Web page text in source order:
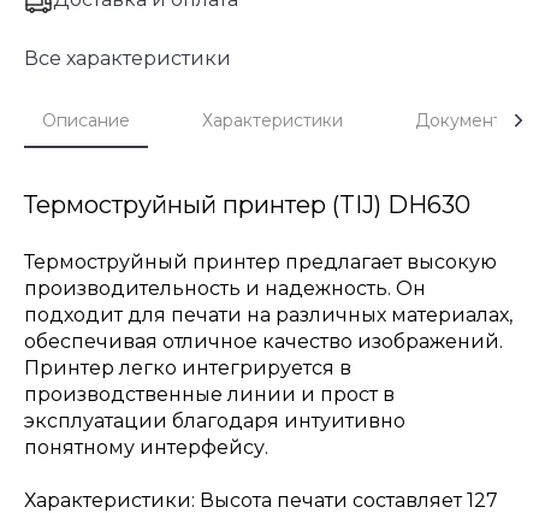
Все характеристики
Описание Характеристики Документы
Термоструйный принтер (TIJ) DH630
Термоструйный принтер предлагает высокую
производительность и надежность. Он
подходит для печати на различных материалах,
обеспечивая отличное качество изображений.
Принтер легко интегрируется в
производственные линии и прост в
эксплуатации благодаря интуитивно
понятному интерфейсу.
Характеристики: Высота печати составляет 127